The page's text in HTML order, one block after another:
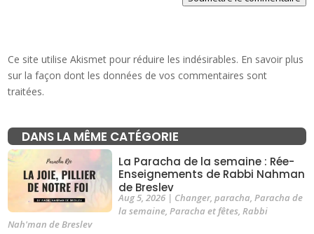
Ce site utilise Akismet pour réduire les indésirables. En savoir plus
sur la façon dont les données de vos commentaires sont
traitées.
DANS LA MÊME CATÉGORIE
La Paracha de la semaine : Rée-
Enseignements de Rabbi Nahman
de Breslev
Aug 5, 2026| Changer, paracha, Paracha de
la semaine, Paracha et fêtes, Rabbi
Nah'man de Breslev